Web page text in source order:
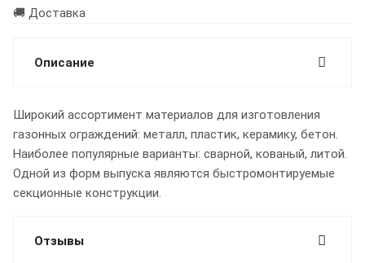
🚚 Доставка
Описание
Широкий ассортимент материалов для изготовления
газонных ограждений: металл, пластик, керамику, бетон.
Наиболее популярные варианты: сварной, кованый, литой.
Одной из форм выпуска являются быстромонтируемые
секционные конструкции.
Отзывы